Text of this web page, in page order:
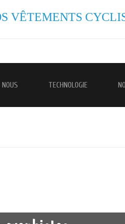
VÊTEMENTS
TECHNOLOGIE